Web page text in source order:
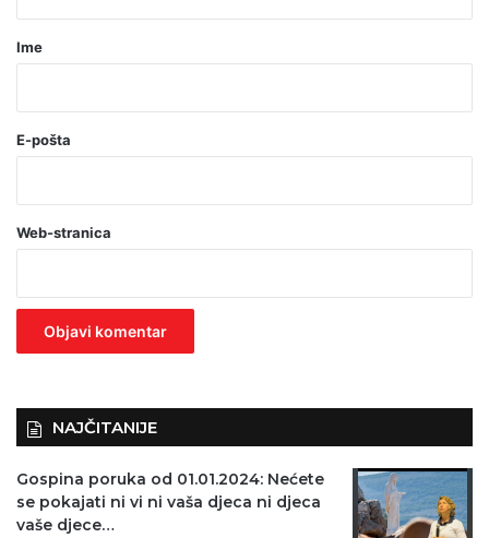
r
o
a
v
z
Ime
E-pošta
Web-stranica
NAJČITANIJE
Gospina poruka od 01.01.2024: Nećete
se pokajati ni vi ni vaša djeca ni djeca
vaše djece…